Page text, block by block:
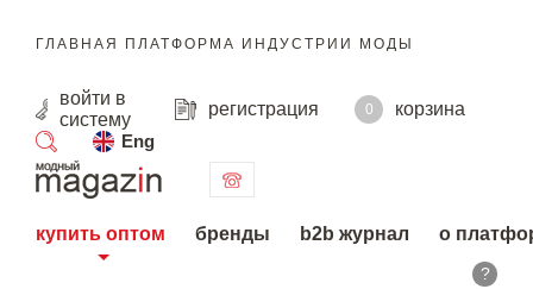
ГЛАВНАЯ ПЛАТФОРМА ИНДУСТРИИ МОДЫ
войти в
систему
регистрация 0
корзина
Eng
поиск
купить оптом бренды b2b журнал о
?